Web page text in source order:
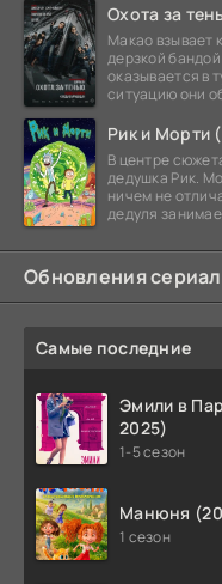
Охота за
Макао взывает
дерзкой
оказывается в
ситуацию они
Рик и Морти
В центре
дедушка Рик.
ничем не
дедуля
Обновления
Самые последние
Эмили в
2025)
1-5 сезон
Манюня
1 сезон